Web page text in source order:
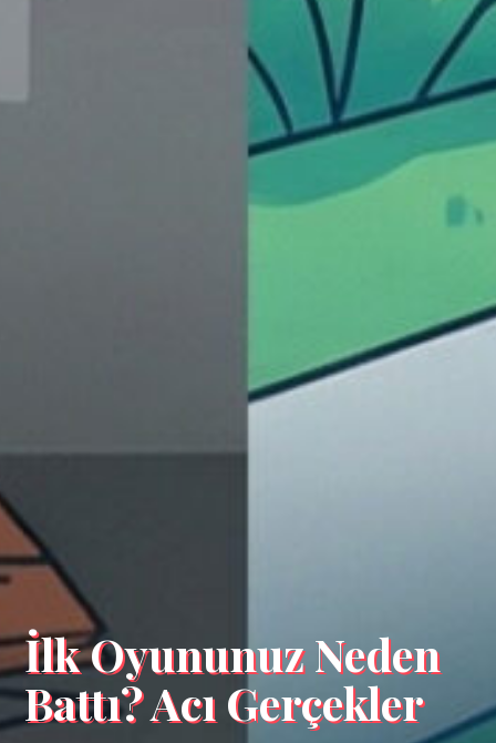
İlk Oyununuz Neden
Battı? Acı Gerçekler